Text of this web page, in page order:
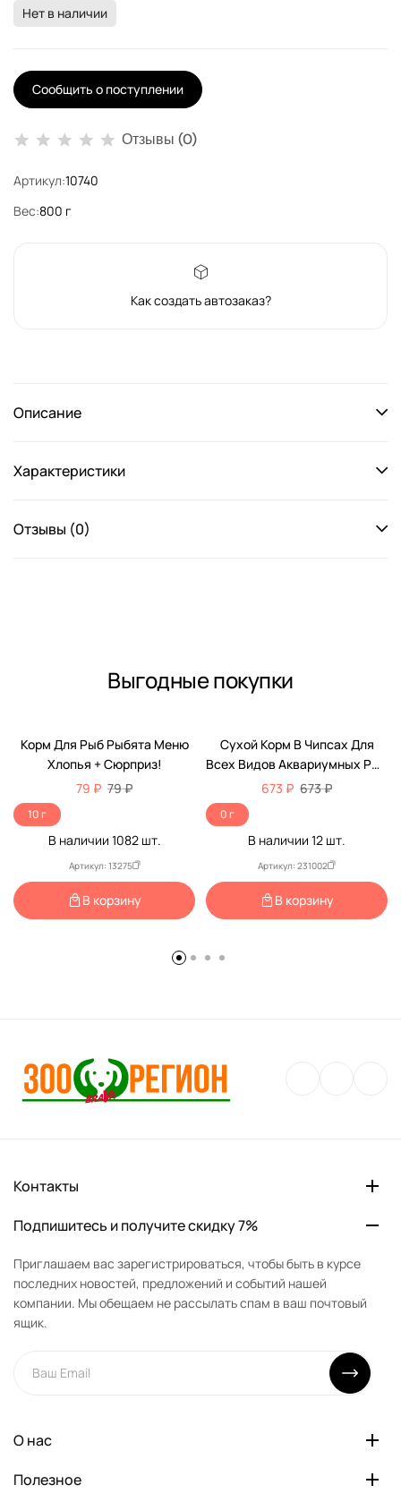
Нет в наличии
Сообщить о поступлении
Отзывы (0)
Артикул:10740
Вес:800 г
Как создать автозаказ?
Описание
Характеристики
Отзывы (0)
Выгодные покупки
Корм Для Рыб Рыбята Меню
Хлопья + Сюрприз!
79 ₽ 79 ₽
10 г
В наличии 1082шт.
Артикул: 13275
В корзину
Сухой Корм В Чипсах Для
Всех Видов Аквариумных Рыб
Tetra (Тетра) PRO Energy Для
Дополнительной Энергии И
Повышения Жизненных Сил
Баночка 300мл (250мл + 20%
БОНУС)
673 ₽ 673 ₽
0 г
В наличии 12 шт.
Артикул: 231002
В корзину
Контакты
Подпишитесь и получите скидку 7%
Приглашаем вас зарегистрироваться, чтобы быть в курсе
последних новостей, предложений и событий нашей
компании. Мы обещаем не рассылать спам в ваш почтовый
ящик.
О нас
Полезное